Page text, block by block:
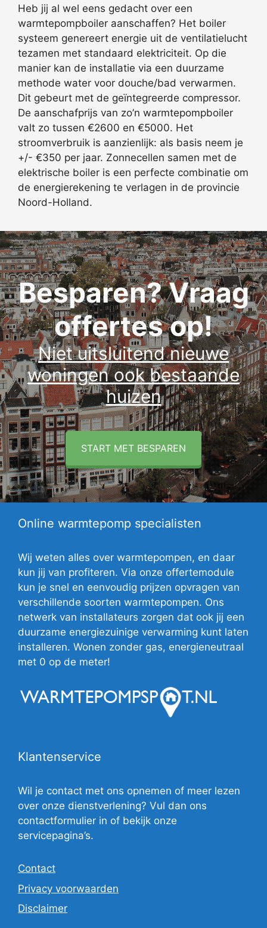
Heb jij al wel eens gedacht over een
warmtepompboiler aanschaffen? Het boiler
systeem genereert energie uit de ventilatielucht
tezamen met standaard elektriciteit. Op die
manier kan de installatie via een duurzame
methode water voor douche/bad verwarmen.
Dit gebeurt met de geïntegreerde compressor.
De aanschafprijs van zo’n warmtepompboiler
valt zo tussen €2600 en €5000. Het
stroomverbruik is aanzienlijk: als basis neem je
+/- €350 per jaar. Zonnecellen samen met de
elektrische boiler is een perfecte combinatie om
de energierekening te verlagen in de provincie
Noord-Holland.
Besparen? Vraag
offertes op!
Niet uitsluitend nieuwe
woningen ook bestaande
huizen
START MET BESPAREN
Online warmtepomp specialisten
Wij weten alles over warmtepompen, en daar
kun jij van profiteren. Via onze offertemodule
kun je snel en eenvoudig prijzen opvragen van
verschillende soorten warmtepompen. Ons
netwerk van installateurs zorgen dat ook jij een
duurzame energiezuinige verwarming kunt laten
installeren. Wonen zonder gas, energieneutraal
met 0 op de meter!
Klantenservice
Wil je contact met ons opnemen of meer lezen
over onze dienstverlening? Vul dan ons
contactformulier in of bekijk onze
servicepagina’s.
Contact
Privacy voorwaarden
Disclaimer